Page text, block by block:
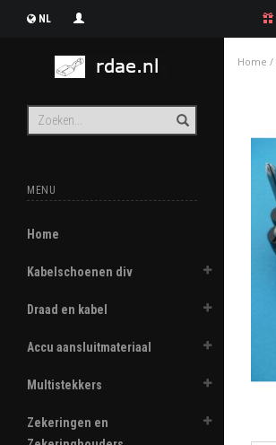
NL
MENU
Home
Kabelschoenen div
Draad en kabel
Accu aansluitmateriaal
Multistekkers
Zekeringen en
Home /